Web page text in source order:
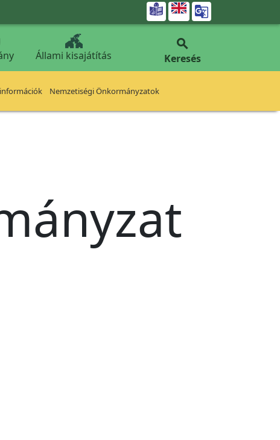

Állami kisajátítás

Keresés
Nemzetiségi Önkormányzatok